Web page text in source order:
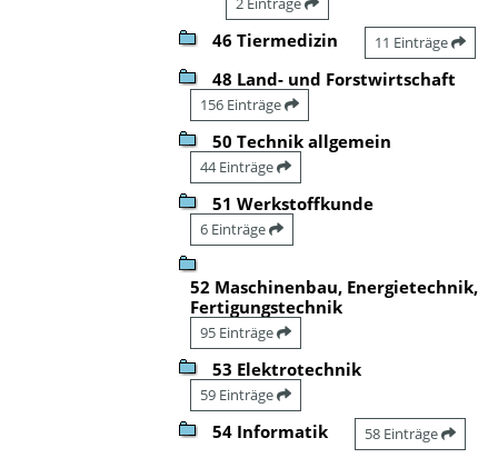
46 Tiermedizin 11 Einträge
48 Land- und Forstwirtschaft
156 Einträge
50 Technik allgemein
44 Einträge
51 Werkstoffkunde
6 Einträge
52 Maschinenbau, Energietechnik,
Fertigungstechnik
95 Einträge
53 Elektrotechnik
59 Einträge
54 Informatik 58 Einträge